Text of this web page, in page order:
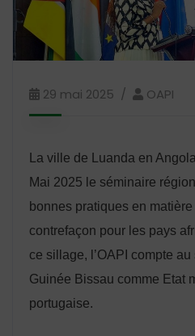
29 mai 2025 OAPI
La ville de Luanda en
Mai 2025 le séminaire
bonnes pratiques en
contrefaçon pour les pays
ce sillage, l’OAPI compte
Guinée Bissau comme Etat
portugaise.